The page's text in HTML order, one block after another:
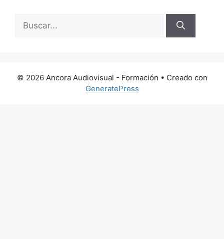
© 2026 Ancora Audiovisual - Formación • Creado con
GeneratePress